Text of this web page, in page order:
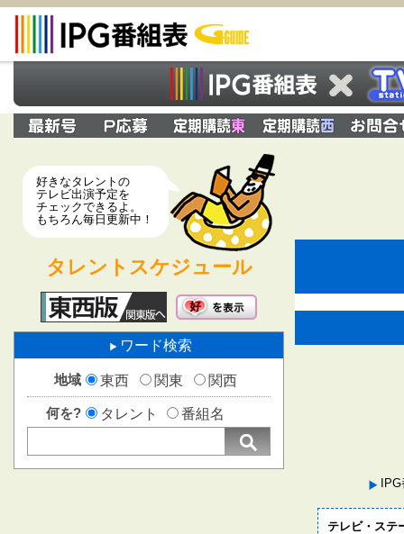
好きなタレントの
テレビ出演予定を
チェックできるよ。
もちろん毎日更新中！
タレントスケジュール
ワード検索
地域 東西 関東 関西
何を? タレント 番組名
テレビ・ステ